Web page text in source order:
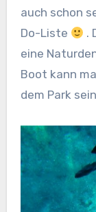
auch schon
Do-Liste
.
eine
Boot kann
dem Park